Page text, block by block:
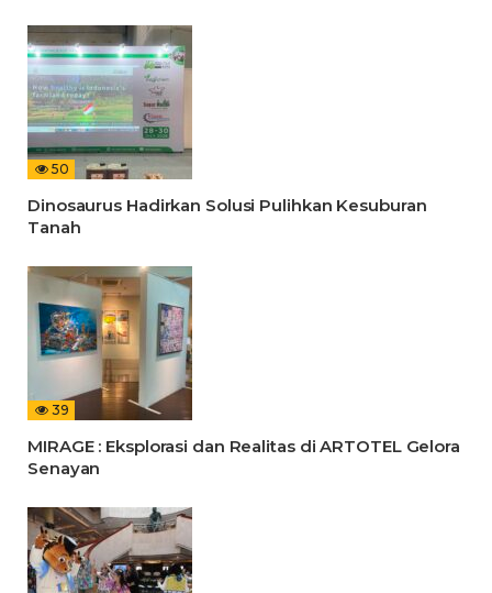
50
Dinosaurus Hadirkan Solusi Pulihkan Kesuburan
Tanah
39
MIRAGE : Eksplorasi dan Realitas di ARTOTEL Gelora
Senayan